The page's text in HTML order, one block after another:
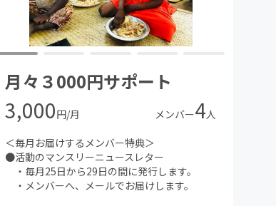
月々３000円サポート
3,000円/月 メンバー4人
＜毎月お届けするメンバー特典＞
●活動のマンスリーニュースレター
・毎月25日から29日の間に発行します。
・メンバーへ、メールでお届けします。